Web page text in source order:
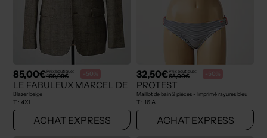
85,00€Prix boutique :
169,99€ -50%
LE FABULEUX MARCEL DE BRUXELLES
Blazer beige
T : 4XL
ACHAT EXPRESS
32,50€Prix boutique :
65,00€ -50%
PROTEST
Maillot de bain 2 pièces - Imprimé rayures bleu
T : 16 A
ACHAT EXPRESS